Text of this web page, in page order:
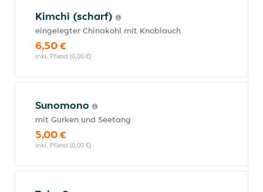
Kimchi (scharf)
eingelegter Chinakohl mit Knoblauch
6,50 €
inkl. Pfand (0,00 €)
Sunomono
mit Gurken und Seetang
5,00 €
inkl. Pfand (0,00 €)